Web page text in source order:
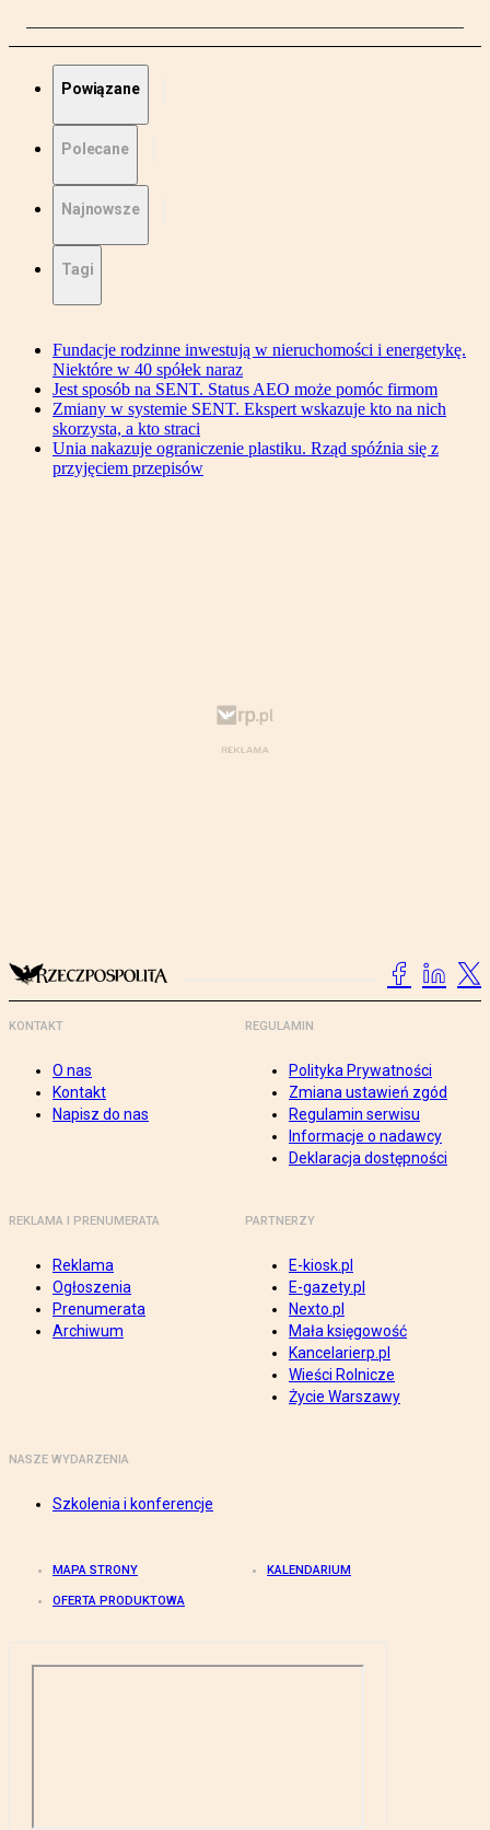
Powiązane
Polecane
Najnowsze
Tagi
Fundacje rodzinne inwestują w nieruchomości i energetykę.
Niektóre w 40 spółek naraz
Jest sposób na SENT. Status AEO może pomóc firmom
Zmiany w systemie SENT. Ekspert wskazuje kto na nich
skorzysta, a kto straci
Unia nakazuje ograniczenie plastiku. Rząd spóźnia się z
przyjęciem przepisów
KONTAKT
O nas
Kontakt
Napisz do nas
REGULAMIN
Polityka Prywatności
Zmiana ustawień zgód
Regulamin serwisu
Informacje o nadawcy
Deklaracja dostępności
REKLAMA I PRENUMERATA
Reklama
Ogłoszenia
Prenumerata
Archiwum
PARTNERZY
E-kiosk.pl
E-gazety.pl
Nexto.pl
Mała księgowość
Kancelarierp.pl
Wieści Rolnicze
Życie Warszawy
NASZE WYDARZENIA
Szkolenia i konferencje
MAPA STRONY KALENDARIUM
OFERTA PRODUKTOWA